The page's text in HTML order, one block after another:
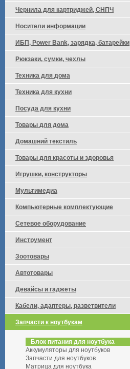
Чернила для картриджей, СНПЧ
Носители информации
ИБП, Power Bank, зарядка, батарейки
Рюкзаки, сумки, чехлы
Техника для дома
Техника для кухни
Посуда для кухни
Товары для дома
Домашний текстиль
Товары для красоты и здоровья
Игрушки, конструкторы
Мультимедиа
Компьютерные комплектующие
Сетевое оборудование
Инструмент
Зоотовары
Автотовары
Девайсы и гаджеты
Кабели, адаптеры, разветвители
Запчасти к ноутбукам
Блок питания для ноутбука
Аккумуляторы для ноутбуков
Запчасти для ноутбуков
Матрица для ноутбука